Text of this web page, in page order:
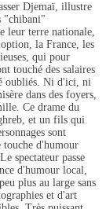
Djemaï, illustre
"chibani"
leur terre nationale,
la France, les
qui pour
touché des salaires
oubliés. Ni d'ici, ni
dans des foyers,
Ce drame du
et un fils qui
sont
touche d'humour
spectateur passe
d'humour local,
plus au large sans
et d'art